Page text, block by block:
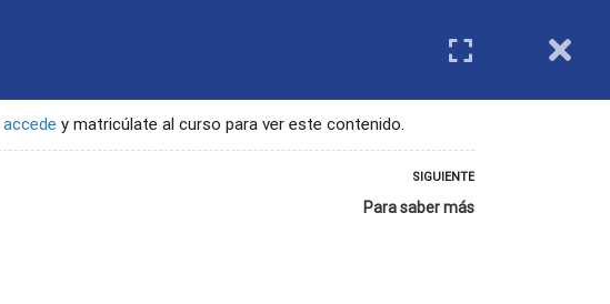
accede y matricúlate al curso para ver este contenido.
SIGUIENTE
Para saber más